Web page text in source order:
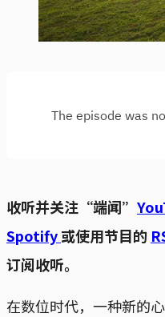
收听并关注“端闻”
Spotify或使用节目的
订阅收听。
在数位时代，一种新的